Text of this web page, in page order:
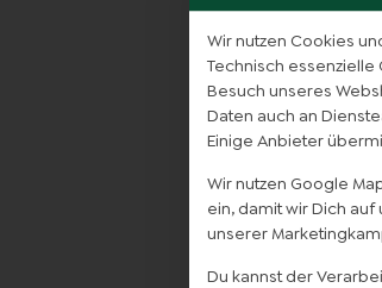
Wir nutzen Cookies
Technisch
Besuch unseres
Daten auch an
Einige Anbieter
Wir nutzen Google
ein, damit wir Dich
unserer
Du kannst der